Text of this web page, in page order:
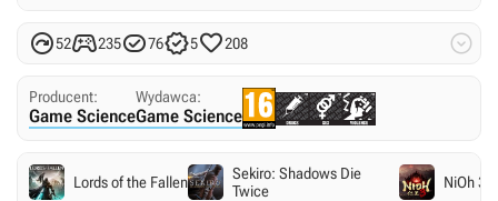
52235765208 
Producent:
Game Science
Wydawca:
Game Science
Lords of the Fallen
Sekiro: Shadows Die
Twice
NiOh 3